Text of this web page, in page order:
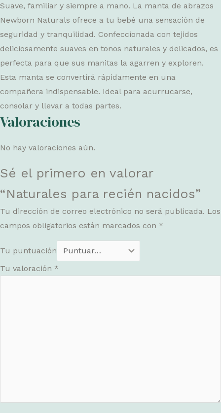
Suave, familiar y siempre a mano. La manta de abrazos
Newborn Naturals ofrece a tu bebé una sensación de
seguridad y tranquilidad. Confeccionada con tejidos
deliciosamente suaves en tonos naturales y delicados, es
perfecta para que sus manitas la agarren y exploren.
Esta manta se convertirá rápidamente en una
compañera indispensable. Ideal para acurrucarse,
consolar y llevar a todas partes.
Valoraciones
No hay valoraciones aún.
Sé el primero en valorar
“Naturales para recién nacidos”
Tu dirección de correo electrónico no será publicada. Los
campos obligatorios están marcados con *
Tu puntuación
Tu valoración *